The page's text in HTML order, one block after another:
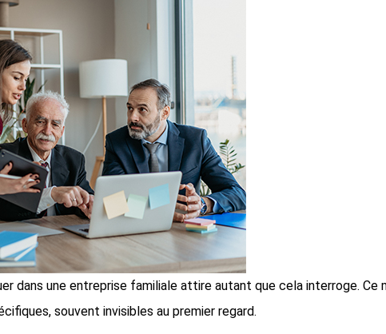
dans une entreprise familiale attire autant que cela interroge.
souvent invisibles au premier regard.